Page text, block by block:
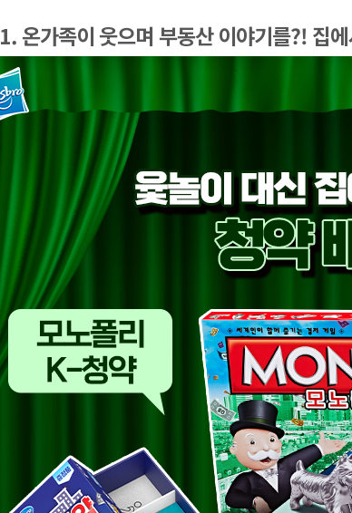
1. 온가족이 웃으며 부동산 이야기를?! 집